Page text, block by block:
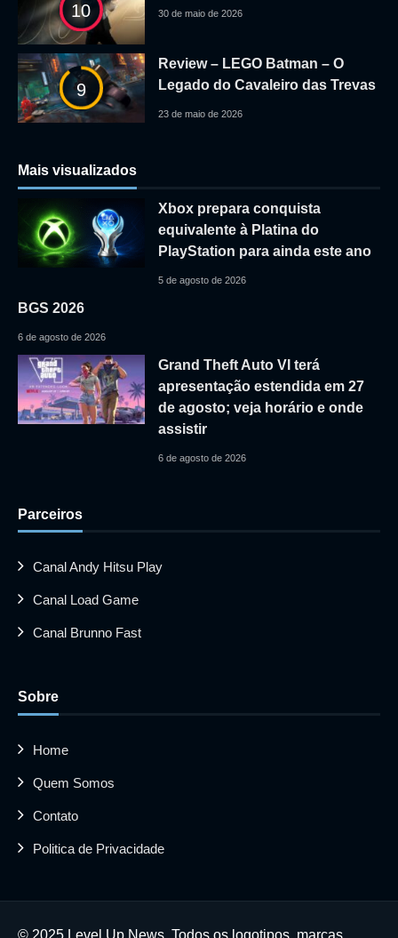
10 30 de maio de 2026
9
Review – LEGO Batman – O
Legado do Cavaleiro das Trevas
23 de maio de 2026
Mais visualizados
Xbox prepara conquista
equivalente à Platina do
PlayStation para ainda este ano
5 de agosto de 2026
BGS 2026
6 de agosto de 2026
Grand Theft Auto VI terá
apresentação estendida em 27
de agosto; veja horário e onde
assistir
6 de agosto de 2026
Parceiros
Canal Andy Hitsu Play
Canal Load Game
Canal Brunno Fast
Sobre
Home
Quem Somos
Contato
Politica de Privacidade
© 2025 Level Up News. Todos os logotipos, marcas,